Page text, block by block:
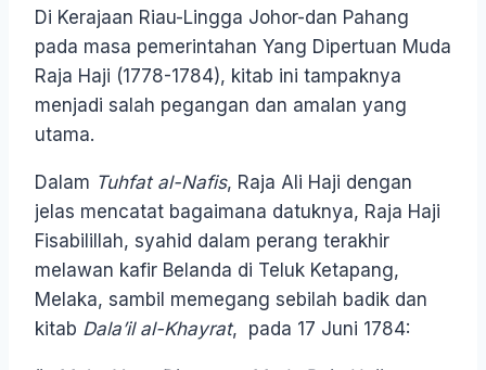
Di Kerajaan Riau-Lingga Johor-dan Pahang
pada masa pemerintahan Yang Dipertuan Muda
Raja Haji (1778-1784), kitab ini tampaknya
menjadi salah pegangan dan amalan yang
utama.
Dalam Tuhfat al-Nafis, Raja Ali Haji dengan
jelas mencatat bagaimana datuknya, Raja Haji
Fisabilillah, syahid dalam perang terakhir
melawan kafir Belanda di Teluk Ketapang,
Melaka, sambil memegang sebilah badik dan
kitab Dala’il al-Khayrat, pada 17 Juni 1784: